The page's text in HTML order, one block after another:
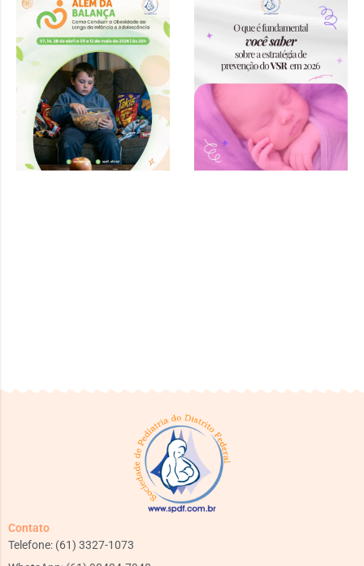
Conduzir a
Obesidade ao
Longo da
Infância e
Adolescência”
Contato
Telefone: (61) 3327-1073